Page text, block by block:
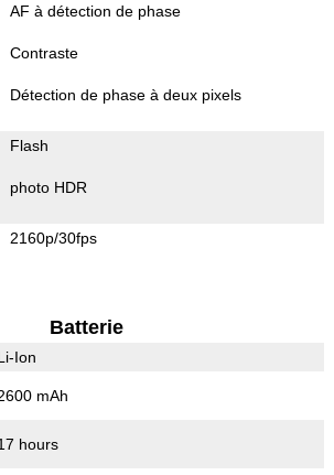
AF à détection de phase
Contraste
Détection de phase à deux pixels
Flash
photo HDR
2160p/30fps
Batterie
Ion
mAh
hours